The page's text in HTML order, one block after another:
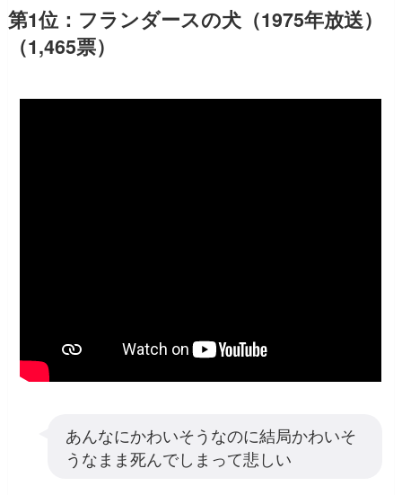
第1位：フランダースの犬（1975年放送）
（1,465票）
あんなにかわいそうなのに結局かわいそ
うなまま死んでしまって悲しい